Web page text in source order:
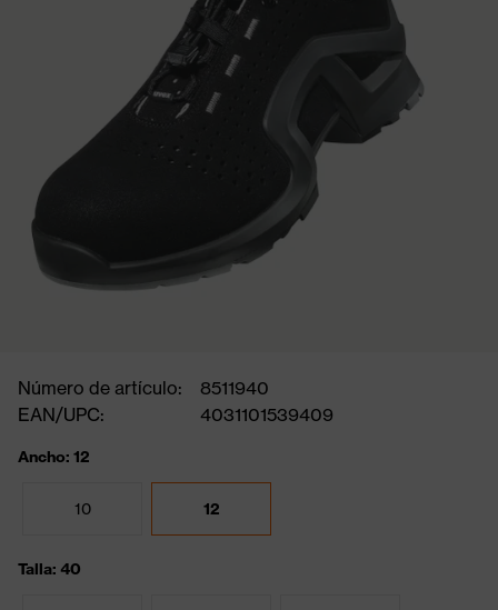
Número de artículo:
8511940
EAN/UPC:
4031101539409
Ancho: 12
10 12
Talla: 40